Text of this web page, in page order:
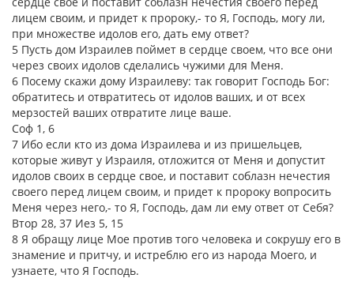
лицем своим, и придет к пророку,- то Я, Господь, могу ли,
при множестве идолов его, дать ему ответ?
5 Пусть дом Израилев поймет в сердце своем, что все они
через своих идолов сделались чужими для Меня.
6 Посему скажи дому Израилеву: так говорит Господь Бог:
обратитесь и отвратитесь от идолов ваших, и от всех
мерзостей ваших отвратите лице ваше.
Соф 1, 6
7 Ибо если кто из дома Израилева и из пришельцев,
которые живут у Израиля, отложится от Меня и допустит
идолов своих в сердце свое, и поставит соблазн нечестия
своего перед лицем своим, и придет к пророку вопросить
Меня через него,- то Я, Господь, дам ли ему ответ от Себя?
Втор 28, 37 Иез 5, 15
8 Я обращу лице Мое против того человека и сокрушу его в
знамение и притчу, и истреблю его из народа Моего, и
узнаете, что Я Господь.